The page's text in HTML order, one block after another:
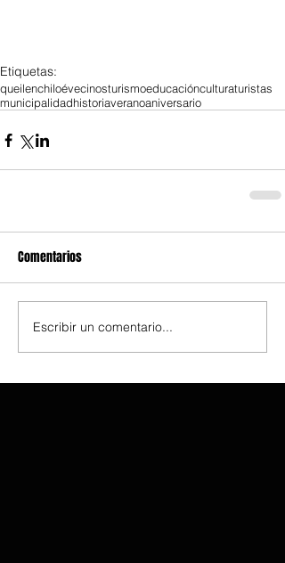
Etiquetas:
queilenchiloévecinosturismoeducaciónculturaturistas
municipalidadhistoriaveranoaniversario
Comentarios
Escribir un comentario...